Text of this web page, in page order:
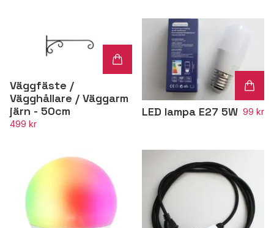
Väggfäste /
Vägghållare / Väggarm
järn - 50cm
499 kr
LED lampa E27 5W 99 kr